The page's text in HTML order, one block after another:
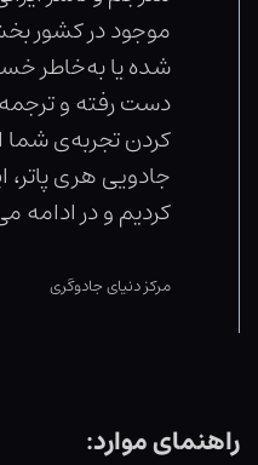
موجود در کشور
شده یا به‌خاطر
دست رفته و
کردن تجربه‌ی شما
جادویی هری
کردیم و در ادامه
مرکز دنیای جادوگری
راهنمای موارد: